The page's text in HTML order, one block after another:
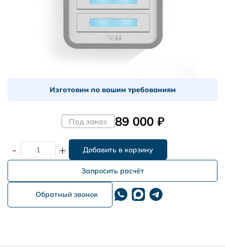
Изготовим по вашим требованиям
Под заказ 89 000 ₽
- +
Запросить расчёт
Обратный звонок